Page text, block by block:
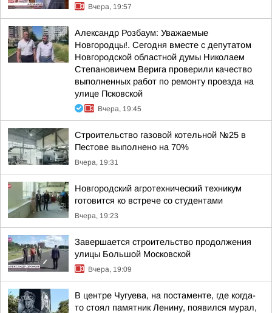
Вчера, 19:57
Александр Розбаум: Уважаемые
Новгородцы!. Сегодня вместе с депутатом
Новгородской областной думы Николаем
Степановичем Верига проверили качество
выполненных работ по ремонту проезда на
улице Псковской
Вчера, 19:45
Строительство газовой котельной №25 в
Пестове выполнено на 70%
Вчера, 19:31
Новгородский агротехнический техникум
готовится ко встрече со студентами
Вчера, 19:23
Завершается строительство продолжения
улицы Большой Московской
Вчера, 19:09
В центре Чугуева, на постаменте, где когда-
то стоял памятник Ленину, появился мурал,